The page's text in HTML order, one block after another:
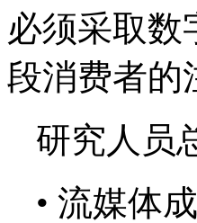
必须采取数
段消费者的
研究人员
• 流媒体